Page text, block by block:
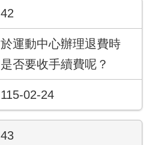
42
於運動中心辦理退費時
是否要收手續費呢？
115-02-24
43